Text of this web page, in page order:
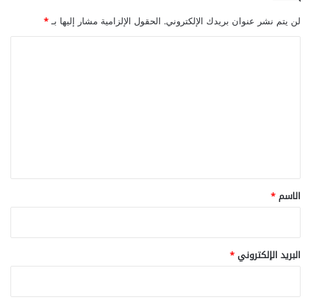
لن يتم نشر عنوان بريدك الإلكتروني. الحقول الإلزامية مشار إليها بـ*
*
الاسم*
البريد الإلكتروني*